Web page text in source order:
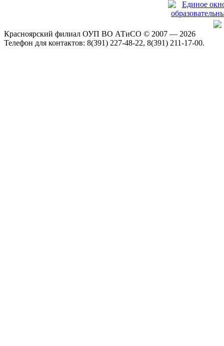
Красноярский филиал ОУП ВО АТиСО © 2007 — 2026
Телефон для контактов: 8(391) 227-48-22, 8(391) 211-17-00.